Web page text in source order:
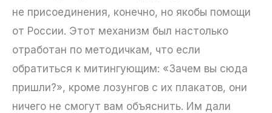
не присоединения, конечно, но якобы помощи
от России. Этот механизм был настолько
отработан по методичкам, что если
обратиться к митингующим: «Зачем вы сюда
пришли?», кроме лозунгов с их плакатов, они
ничего не смогут вам объяснить. Им дали